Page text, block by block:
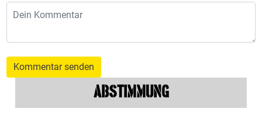
Kommentar senden
ABSTIMMUNG